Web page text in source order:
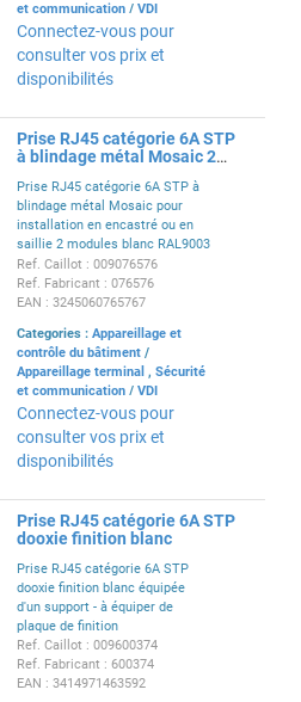
et communication / VDI
Connectez-vous pour
consulter vos prix et
disponibilités
Prise RJ45 catégorie 6A STP
à blindage métal Mosaic 2
Prise RJ45 catégorie 6A STP à
blindage métal Mosaic pour
installation en encastré ou en
saillie 2 modules blanc RAL9003
- à équiper d'un support et d'une
plaque Mosaic
Ref. Caillot : 009076576
Ref. Fabricant : 076576
EAN : 3245060765767
Categories : Appareillage et
contrôle du bâtiment /
Appareillage terminal , Sécurité
et communication / VDI
Connectez-vous pour
consulter vos prix et
disponibilités
Prise RJ45 catégorie 6A STP
dooxie finition blanc
Prise RJ45 catégorie 6A STP
dooxie finition blanc équipée
d'un support - à équiper de
plaque de finition
Ref. Caillot : 009600374
Ref. Fabricant : 600374
EAN : 3414971463592